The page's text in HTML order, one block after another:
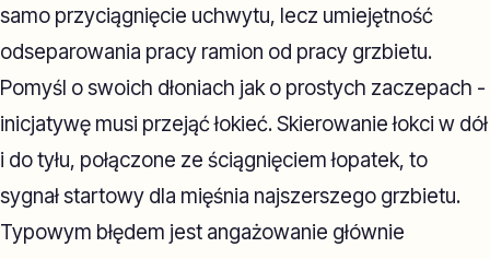
samo przyciągnięcie uchwytu, lecz umiejętność
odseparowania pracy ramion od pracy grzbietu.
Pomyśl o swoich dłoniach jak o prostych zaczepach -
inicjatywę musi przejąć łokieć. Skierowanie łokci w dół
i do tyłu, połączone ze ściągnięciem łopatek, to
sygnał startowy dla mięśnia najszerszego grzbietu.
Typowym błędem jest angażowanie głównie